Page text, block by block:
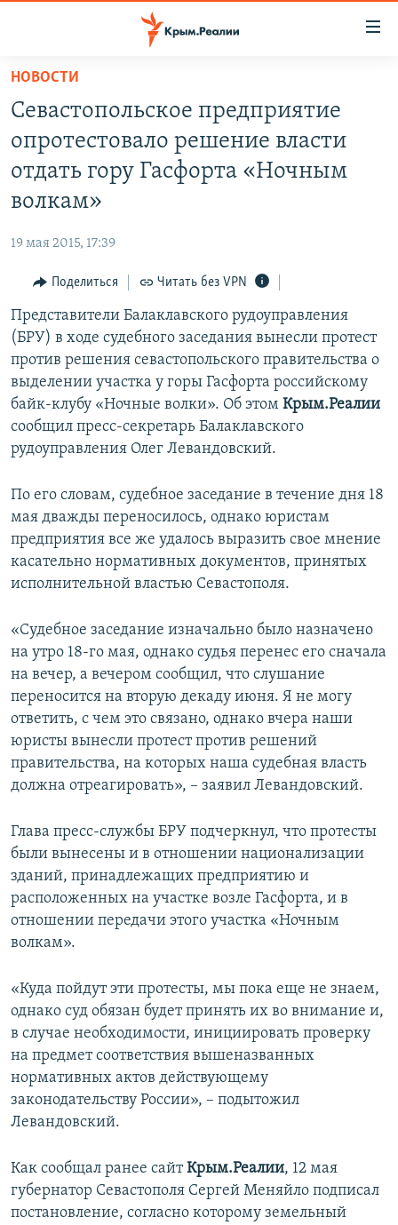
Вернуться
основному
содержанию
Вернутся
главной
Вернутся
поиску
ВОДА
ИНФОГРАФИКА
ТЕЛЕПРОЕКТ КРЫМ.РЕАЛИИ
СОВЕТЫ ПРАВОЗАЩИТНИКОВ
ПРОПАВШИЕ БЕЗ ВЕСТИ
ПОБЕДИТЕЛЕЙ НЕ СУДЯТ?
КРЫМ.НЕПОКОРЕННЫЙ
УКРАИНСКАЯ ПРОБЛЕМА КРЫМА
РАДІО СВОБОДА
КАК ОБОЙТИ БЛОКИРОВКУ
Українською
Qırımtatar
ПРИСОЕДИНЯЙТЕСЬ!
Все сайты RFE/RL
НОВОСТИ
Севастопольское предприятие
опротестовало решение власти
отдать гору Гасфорта «Ночным
волкам»
19 мая 2015, 17:39
Поделиться Читать без VPN
Представители Балаклавского рудоуправления
(БРУ) в ходе судебного заседания вынесли протест
против решения севастопольского правительства о
выделении участка у горы Гасфорта российскому
байк-клубу «Ночные волки». Об этом Крым.Реалии
сообщил пресс-секретарь Балаклавского
рудоуправления Олег Левандовский.
По его словам, судебное заседание в течение дня 18
мая дважды переносилось, однако юристам
предприятия все же удалось выразить свое мнение
касательно нормативных документов, принятых
исполнительной властью Севастополя.
«Судебное заседание изначально было назначено
на утро 18-го мая, однако судья перенес его сначала
на вечер, а вечером сообщил, что слушание
переносится на вторую декаду июня. Я не могу
ответить, с чем это связано, однако вчера наши
юристы вынесли протест против решений
правительства, на которых наша судебная власть
должна отреагировать», – заявил Левандовский.
Глава пресс-службы БРУ подчеркнул, что протесты
были вынесены и в отношении национализации
зданий, принадлежащих предприятию и
расположенных на участке возле Гасфорта, и в
отношении передачи этого участка «Ночным
волкам».
«Куда пойдут эти протесты, мы пока еще не знаем,
однако суд обязан будет принять их во внимание и,
в случае необходимости, инициировать проверку
на предмет соответствия вышеназванных
нормативных актов действующему
законодательству России», – подытожил
Левандовский.
Как сообщал ранее сайтКрым.Реалии, 12 мая
губернатор Севастополя Сергей Меняйло подписал
постановление, согласно которому земельный